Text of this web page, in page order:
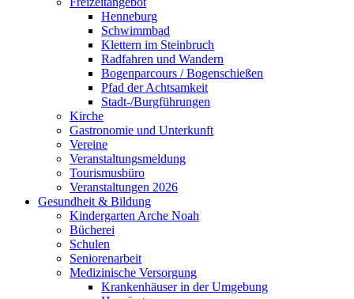
Henneburg
Schwimmbad
Klettern im Steinbruch
Radfahren und Wandern
Bogenparcours / Bogenschießen
Pfad der Achtsamkeit
Stadt-/Burgführungen
Kirche
Gastronomie und Unterkunft
Vereine
Veranstaltungsmeldung
Tourismusbüro
Veranstaltungen 2026
Gesundheit & Bildung
Kindergarten Arche Noah
Bücherei
Schulen
Seniorenarbeit
Medizinische Versorgung
Krankenhäuser in der Umgebung